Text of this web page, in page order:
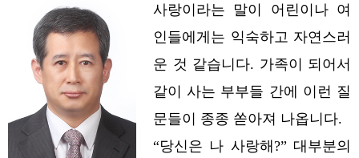
사랑이라는 말이 어린이나 여
인들에게는 익숙하고 자연스러
운 것 같습니다. 가족이 되어서
같이 사는 부부들 간에 이런 질
문들이 종종 쏟아져 나옵니다.
“당신은 나 사랑해?” 대부분의